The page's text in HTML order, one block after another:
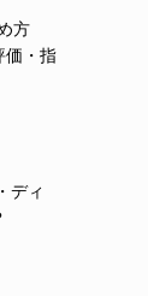
方
価・指
ディ